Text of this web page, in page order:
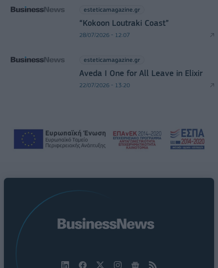
esteticamagazine.gr
“Kokoon Loutraki Coast”
28/07/2026 - 12:07
esteticamagazine.gr
Aveda I One for All Leave in Elixir
22/07/2026 - 13:20